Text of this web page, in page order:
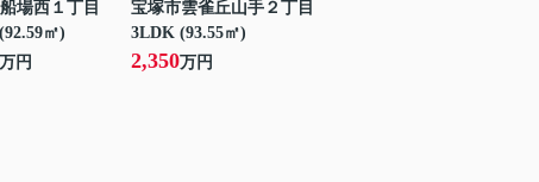
場西１丁目
㎡)
万円
宝塚市雲雀丘山手２丁目
3LDK (93.55㎡)
2,350万円